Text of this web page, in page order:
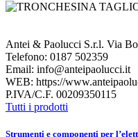
Antei & Paolucci S.r.l. Via
Telefono: 0187 502359
Email: info@anteipaolucci.it
WEB: https://
P.IVA/C.F. 00209350115
Tutti i prodotti
Strumenti e componenti per